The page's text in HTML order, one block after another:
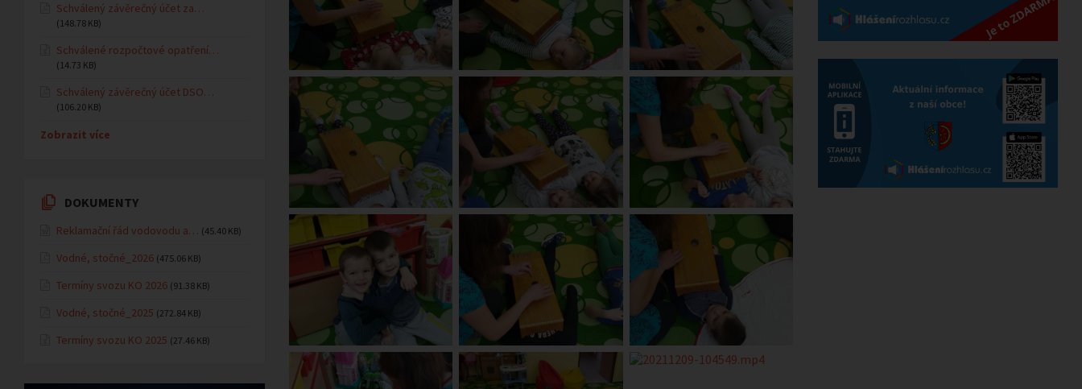
Schválený závěrečný účet za…
(148.78 KB)
Schválené rozpočtové opatření…
(14.73 KB)
Schválený závěrečný účet DSO…
(106.20 KB)
Zobrazit více
DOKUMENTY
Reklamační řád vodovodu a… (45.40 KB)
Vodné, stočné_2026 (475.06 KB)
Termíny svozu KO 2026 (91.38 KB)
Vodné, stočné_2025 (272.84 KB)
Termíny svozu KO 2025 (27.46 KB)